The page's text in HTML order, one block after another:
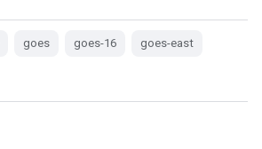
goes goes-16 goes-east